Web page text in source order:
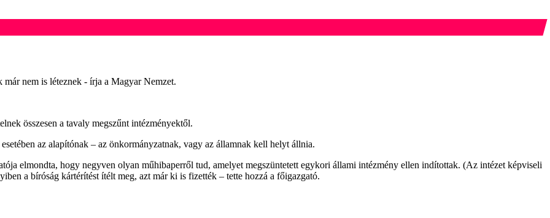
nem is léteznek - írja a Magyar Nemzet.
összesen a tavaly megszűnt intézményektől.
az alapítónak – az önkormányzatnak, vagy az államnak kell helyt állnia.
elmondta, hogy negyven olyan műhibaperről tud, amelyet megszüntetett egykori állami intézmény ellen indítottak. (Az intézet képviseli
a bíróság kártérítést ítélt meg, azt már ki is fizették – tette hozzá a főigazgató.